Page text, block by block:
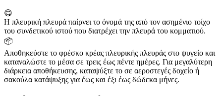
😋
Η πλευρική πλευρά παίρνει το όνομά της από τον ασημένιο τοίχο
του συνδετικού ιστού που διατρέχει την πλευρά του κομματιού.
📦
Αποθηκεύστε το φρέσκο κρέας πλευρικής πλευράς στο ψυγείο και
καταναλώστε το μέσα σε τρεις έως πέντε ημέρες. Για μεγαλύτερη
διάρκεια αποθήκευσης, καταψύξτε το σε αεροστεγές δοχείο ή
σακούλα κατάψυξης για έως και έξι έως δώδεκα μήνες.